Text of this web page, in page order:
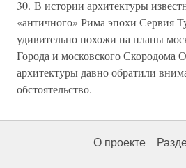
30. В истории архитектуры
«античного» Рима эпохи Сервия
удивительно похожи на планы
Города и московского Скородома
архитектуры давно обратили
обстоятельство.
О проекте